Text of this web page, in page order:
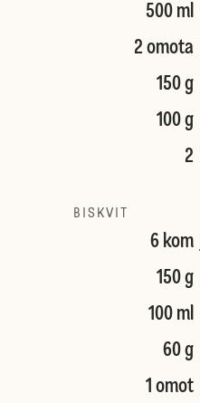
500 ml
2 omota
150 g
100 g
2
BISKVIT
6 kom
150 g
100 ml
60 g
1 omot